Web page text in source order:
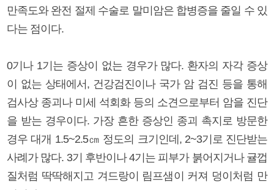
만족도와 완전 절제 수술로 말미암은 합병증을 줄일 수 있
다는 점이다.
0기나 1기는 증상이 없는 경우가 많다. 환자의 자각 증상
이 없는 상태에서, 건강검진이나 국가 암 검진 등을 통해
검사상 종괴나 미세 석회화 등의 소견으로부터 암을 진단
을 받는 경우이다. 가장 흔한 증상인 종괴 촉지로 방문한
경우 대개 1.5~2.5㎝ 정도의 크기인데, 2~3기로 진단받는
사례가 많다. 3기 후반이나 4기는 피부가 붉어지거나 귤껍
질처럼 딱딱해지고 겨드랑이 림프샘이 커져 덩이처럼 만